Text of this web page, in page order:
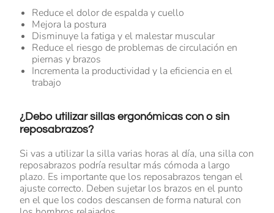
Reduce el dolor de espalda y cuello
Mejora la postura
Disminuye la fatiga y el malestar muscular
Reduce el riesgo de problemas de circulación en
piernas y brazos
Incrementa la productividad y la eficiencia en el
trabajo
¿Debo utilizar sillas ergonómicas con o sin
reposabrazos?
Si vas a utilizar la silla varias horas al día, una silla con
reposabrazos podría resultar más cómoda a largo
plazo. Es importante que los reposabrazos tengan el
ajuste correcto. Deben sujetar los brazos en el punto
en el que los codos descansen de forma natural con